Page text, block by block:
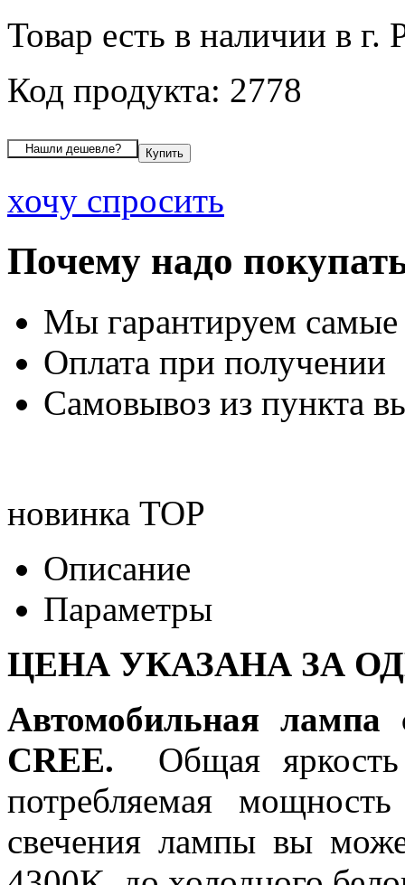
Товар есть в наличии в г.
Код продукта: 2778
хочу спросить
Почему надо
Мы гарантируем
Оплата при получении
Самовывоз из пункта
новинка TOP
Описание
Параметры
ЦЕНА УКАЗАНА ЗА
Автомобильная
CREE.
Общая
потребляемая
свечения лампы вы